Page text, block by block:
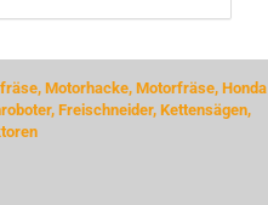
Motorhacke, Motorfräse, Honda
Freischneider, Kettensägen,